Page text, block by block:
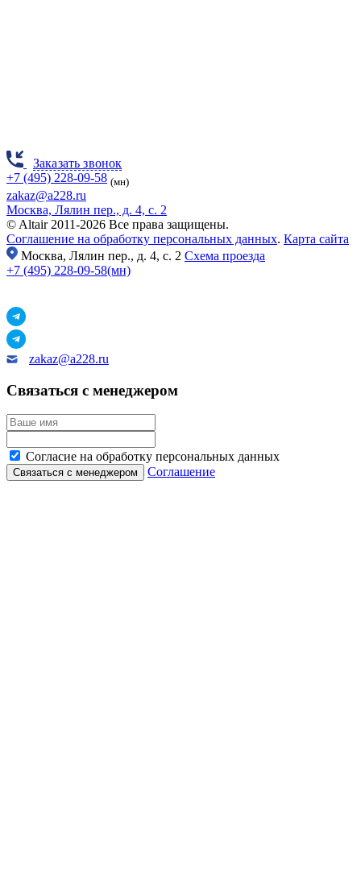
Заказать звонок
+7 (495) 228-09-58 (мн)
zakaz@a228.ru
Москва, Лялин пер., д. 4, с. 2
© Altair 2011-2026 Все права защищены.
Соглашение на обработку персональных данных. Карта сайта
Москва, Лялин пер., д. 4, с. 2 Схема проезда
+7 (495) 228-09-58(мн)
zakaz@a228.ru
Связаться с менеджером
Согласие на обработку персональных данных
Соглашение